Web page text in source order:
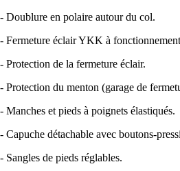
- Doublure en polaire autour du col.
- Fermeture éclair YKK à
- Protection de la fermeture éclair.
- Protection du menton (garage de
- Manches et pieds à poignets élastiqués.
- Capuche détachable avec boutons-
- Sangles de pieds réglables.